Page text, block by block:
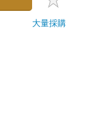
期（含例假
大量採購